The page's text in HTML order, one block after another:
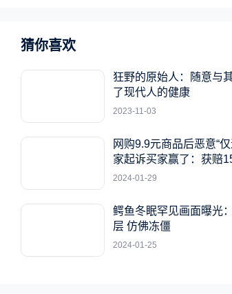
猜你喜欢
狂野的原始人：随意与
了现代人的健康
2023-11-03
网购9.9元商品后恶意“
家起诉买家赢了：获赔
2024-01-29
鳄鱼冬眠罕见画面曝光
层 仿佛冻僵
2024-01-25